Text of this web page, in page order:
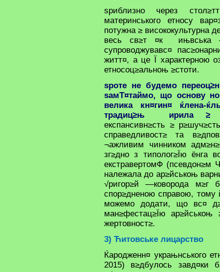
ѕриблизно через
материнського етносу
потужна ≥ висококультурна
весь св≥т ¤к ињвська
супроводжувавс¤
житт¤, а це Ї характерною
етносоц≥альноњ ≥стоти.
ѕроте не будемо
ѕамТ¤таймо, що основу
велика кн¤гин¤ ќлена-
традиц≥њ ирила ≥
експансивн≥сть ≥
справедливост≥ та
¬ажливим чинником
зг≥дно з типолог≥Їю ёнга
екстравертомФ (псевдон≥м
належала до ар≥йськоњ
√ригор≥й —коворода м≥г
спор≥дненою справою, тому
можемо додати, що вс¤
ман≥фестац≥Їю
жертовност≥.
3) Ћитовське лицарство
Ќародженн¤ украњнського
2015) в≥дбулось завд¤ки